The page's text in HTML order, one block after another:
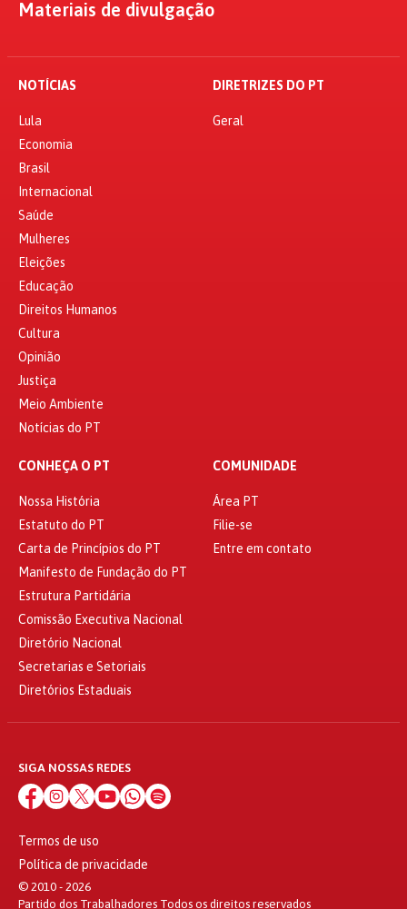
Materiais de divulgação
NOTÍCIAS
Lula
Economia
Brasil
Internacional
Saúde
Mulheres
Eleições
Educação
Direitos Humanos
Cultura
Opinião
Justiça
Meio Ambiente
Notícias do PT
DIRETRIZES DO PT
Geral
CONHEÇA O PT
Nossa História
Estatuto do PT
Carta de Princípios do PT
Manifesto de Fundação do PT
Estrutura Partidária
Comissão Executiva Nacional
Diretório Nacional
Secretarias e Setoriais
Diretórios Estaduais
COMUNIDADE
Área PT
Filie-se
Entre em contato
SIGA NOSSAS REDES
Termos de uso
Política de privacidade
© 2010 - 2026
Partido dos Trabalhadores Todos os direitos reservados